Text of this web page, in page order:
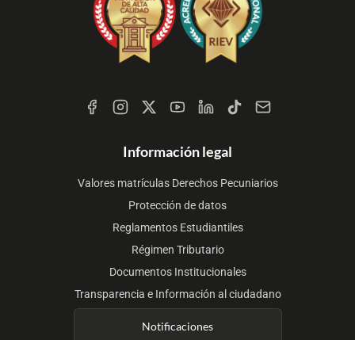
Sociales
Información legal
Valores matrículas Derechos Pecuniarios
Protección de datos
Reglamentos Estudiantiles
Régimen Tributario
Documentos Institucionales
Transparencia e Información al ciudadano
Notificaciones